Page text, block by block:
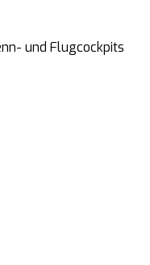
und Flugcockpits